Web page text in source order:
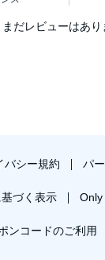
まだレビューはあり
バシー規約 パ
づく表示 Only
ンコードのご利用